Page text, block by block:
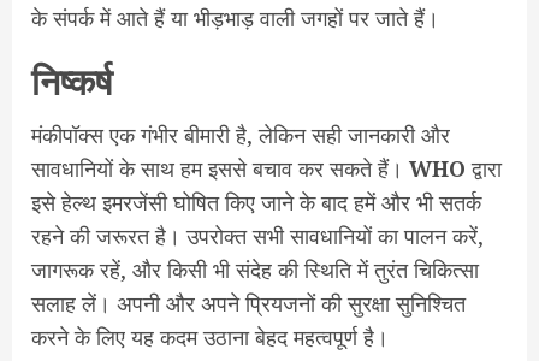
के संपर्क में आते हैं या भीड़भाड़ वाली जगहों पर जाते हैं।
निष्कर्ष
मंकीपॉक्स एक गंभीर बीमारी है, लेकिन सही जानकारी और
सावधानियों के साथ हम इससे बचाव कर सकते हैं। WHO द्वारा
इसे हेल्थ इमरजेंसी घोषित किए जाने के बाद हमें और भी सतर्क
रहने की जरूरत है। उपरोक्त सभी सावधानियों का पालन करें,
जागरूक रहें, और किसी भी संदेह की स्थिति में तुरंत चिकित्सा
सलाह लें। अपनी और अपने प्रियजनों की सुरक्षा सुनिश्चित
करने के लिए यह कदम उठाना बेहद महत्वपूर्ण है।